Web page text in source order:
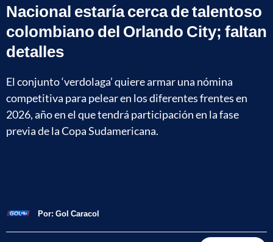
Nacional estaría cerca de talentoso
colombiano del Orlando City; faltan
detalles
El conjunto ‘verdolaga’ quiere armar una nómina
competitiva para pelear en los diferentes frentes en
2026, año en el que tendrá participación en la fase
previa de la Copa Sudamericana.
Por: Gol Caracol